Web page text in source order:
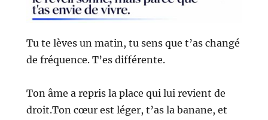
Tu te lèves un matin, tu sens que t’as changé
de fréquence. T’es différente.
Ton âme a repris la place qui lui revient de
droit.Ton cœur est léger, t’as la banane, et